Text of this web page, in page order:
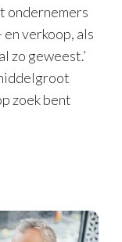
ondernemers
verkoop, als
zo geweest.’
zoek bent